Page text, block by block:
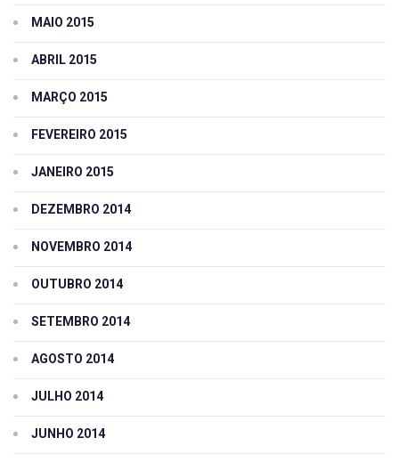
MAIO 2015
ABRIL 2015
MARÇO 2015
FEVEREIRO 2015
JANEIRO 2015
DEZEMBRO 2014
NOVEMBRO 2014
OUTUBRO 2014
SETEMBRO 2014
AGOSTO 2014
JULHO 2014
JUNHO 2014